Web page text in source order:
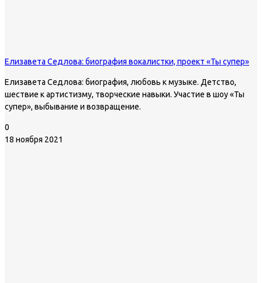
Елизавета Седлова: биография вокалистки, проект «Ты супер»
Елизавета Седлова: биография, любовь к музыке. Детство,
шествие к артистизму, творческие навыки. Участие в шоу «Ты
супер», выбывание и возвращение.
0
18 ноября 2021